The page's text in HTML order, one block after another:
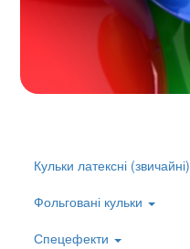
Left
menu
Кульки латексні (звичайні)
Фольговані кульки
Спецефекти